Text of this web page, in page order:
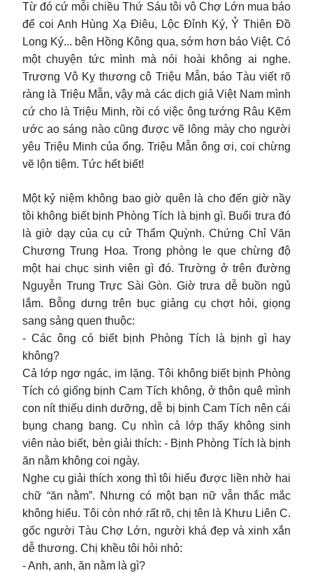
Từ đó cứ mỗi chiều Thứ Sáu tôi vô Chợ Lớn mua báo
để coi Anh Hùng Xạ Điêu, Lộc Đỉnh Ký, Ỷ Thiên Đồ
Long Ký... bên Hồng Kông qua, sớm hơn báo Việt. Có
một chuyện tức mình mà nói hoài không ai nghe.
Trương Vô Kỵ thương cô Triệu Mẫn, báo Tàu viết rõ
ràng là Triệu Mẫn, vậy mà các dịch giả Việt Nam mình
cứ cho là Triệu Minh, rồi có việc ông tướng Râu Kẽm
ước ao sáng nào cũng được vẽ lông mày cho người
yêu Triệu Minh của ổng. Triệu Mẫn ông ơi, coi chừng
vẽ lộn tiệm. Tức hết biết!
Một kỷ niệm không bao giờ quên là cho đến giờ nầy
tôi không biết bịnh Phòng Tích là bịnh gì. Buổi trưa đó
là giờ dạy của cụ cử Thẩm Quỳnh. Chứng Chỉ Văn
Chương Trung Hoa. Trong phòng le que chừng độ
một hai chục sinh viên gì đó. Trường ở trên đường
Nguyễn Trung Trực Sài Gòn. Giờ trưa dễ buồn ngủ
lắm. Bỗng dưng trên bục giảng cụ chợt hỏi, giọng
sang sảng quen thuộc:
- Các ông có biết bịnh Phòng Tích là bịnh gì hay
không?
Cả lớp ngơ ngác, im lặng. Tôi không biết bịnh Phòng
Tích có giống bịnh Cam Tích không, ở thôn quê mình
con nít thiếu dinh dưỡng, dễ bị bịnh Cam Tích nên cái
bụng chang bang. Cụ nhìn cả lớp thấy không sinh
viên nào biết, bèn giải thích: - Bịnh Phòng Tích là bịnh
ăn nằm không coi ngày.
Nghe cụ giải thích xong thì tôi hiểu được liền nhờ hai
chữ “ăn nằm”. Nhưng có một bạn nữ vẫn thắc mắc
không hiểu. Tôi còn nhớ rất rõ, chị tên là Khưu Liên C.
gốc người Tàu Chợ Lớn, người khá đẹp và xinh xắn
dễ thương. Chị khều tôi hỏi nhỏ:
- Anh, anh, ăn nằm là gì?